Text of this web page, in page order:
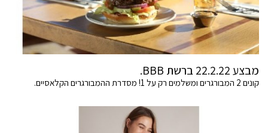
מבצע 22.2.22 ברשת BBB.
קונים 2 המבורגרים ומשלמים רק על 1! מסדרת ההמבורגרים הקלאסיים.